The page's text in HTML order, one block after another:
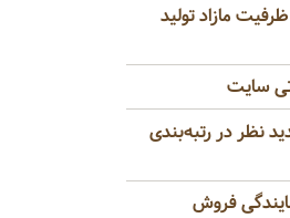
مازاد تولید
سایت
نظر در رتبه‌بندی
فروش